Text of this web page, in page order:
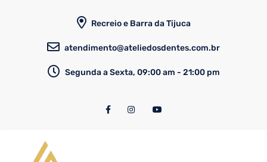
Recreio e Barra da Tijuca
atendimento@ateliedosdentes.com.br
Segunda a Sexta, 09:00 am - 21:00 pm